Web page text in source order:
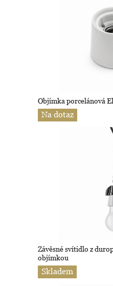
Objímka porcelánová
Na dotaz
Závěsné svítidlo z
objímkou
Skladem